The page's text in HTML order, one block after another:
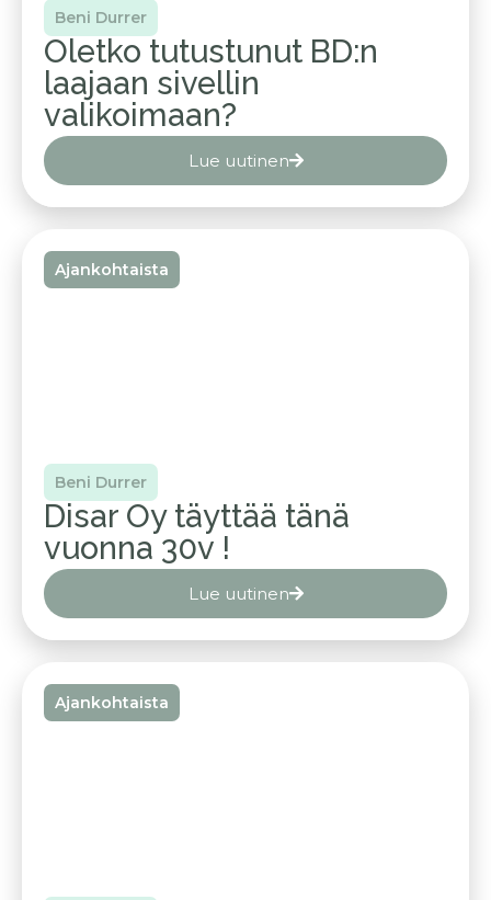
Beni Durrer
Oletko tutustunut BD:n
laajaan sivellin
valikoimaan?
Lue uutinen
Ajankohtaista
Beni Durrer
Disar Oy täyttää tänä
vuonna 30v !
Lue uutinen
Ajankohtaista